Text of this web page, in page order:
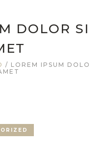
DOLOR SI
/ LOREM IPSUM DOLO